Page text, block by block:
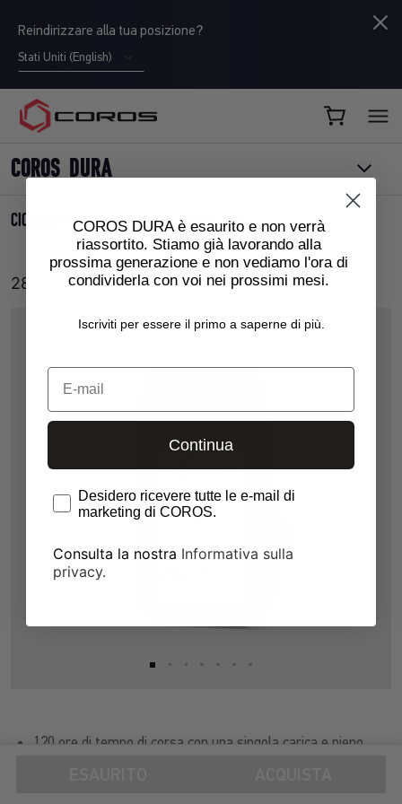
Reindirizzare alla tua posizione?
Stati Uniti (English)
COROS IT
COROS DURA
CICLOCOMPUTER GPS SOLARE COROS DURA
289,00€
120 ore di tempo di corsa con una singola carica e pieno
COROS DURA è esaurito e non verrà
riassortito. Stiamo già lavorando alla
prossima generazione e non vediamo l'ora di
condividerla con voi nei prossimi mesi.
Iscriviti per essere il primo a saperne di più.
E-mail
Continua
Opt-InDesidero ricevere tutte le e-mail di
marketing di COROS.
Consulta la nostra Informativa sulla
privacy.